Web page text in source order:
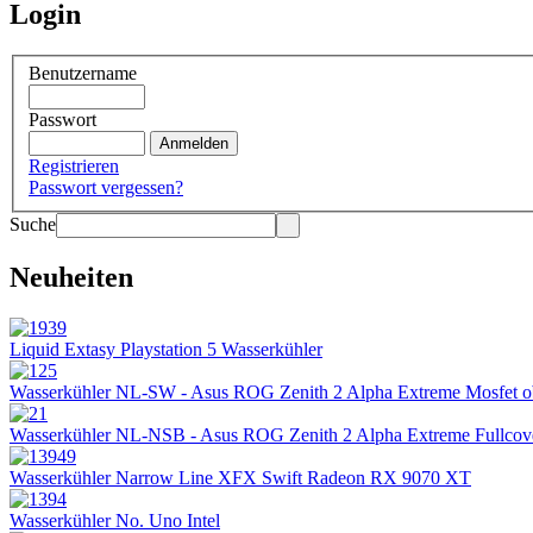
Login
Benutzername
Passwort
Registrieren
Passwort vergessen?
Suche
Neuheiten
Liquid Extasy Playstation 5 Wasserkühler
Wasserkühler NL-SW - Asus ROG Zenith 2 Alpha Extreme Mosfet
Wasserkühler NL-NSB - Asus ROG Zenith 2 Alpha Extreme
Wasserkühler Narrow Line XFX Swift Radeon RX 9070 XT
Wasserkühler No. Uno Intel